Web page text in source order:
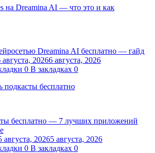
Dreamina AI бесплатно — гайд
августа, 20266 августа, 2026
0 В закладках 0
бесплатно — 7 лучших приложений
августа, 20265 августа, 2026
0 В закладках 0